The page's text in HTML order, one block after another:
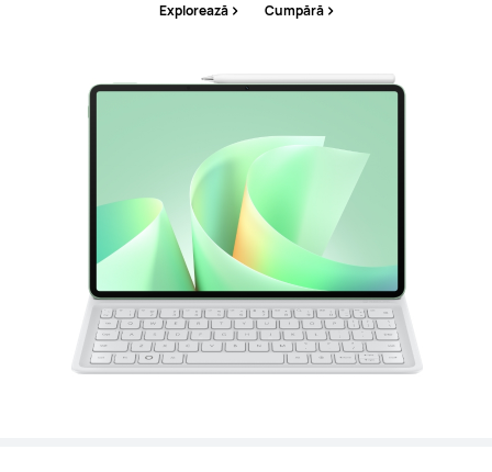
Explorează Cumpără